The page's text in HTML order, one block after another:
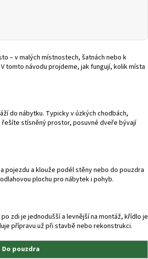
– v malých místnostech, šatnách nebo k
tomto návodu projdeme, jak fungují, kolik místa
do nábytku. Typicky v úzkých chodbách,
stísněný prostor, posuvné dveře bývají
pojezdu a klouže podél stěny nebo do pouzdra
plochu pro nábytek i pohyb.
zdi je jednodušší a levnější na montáž, křídlo je
přípravu už při stavbě nebo rekonstrukci.
Do pouzdra